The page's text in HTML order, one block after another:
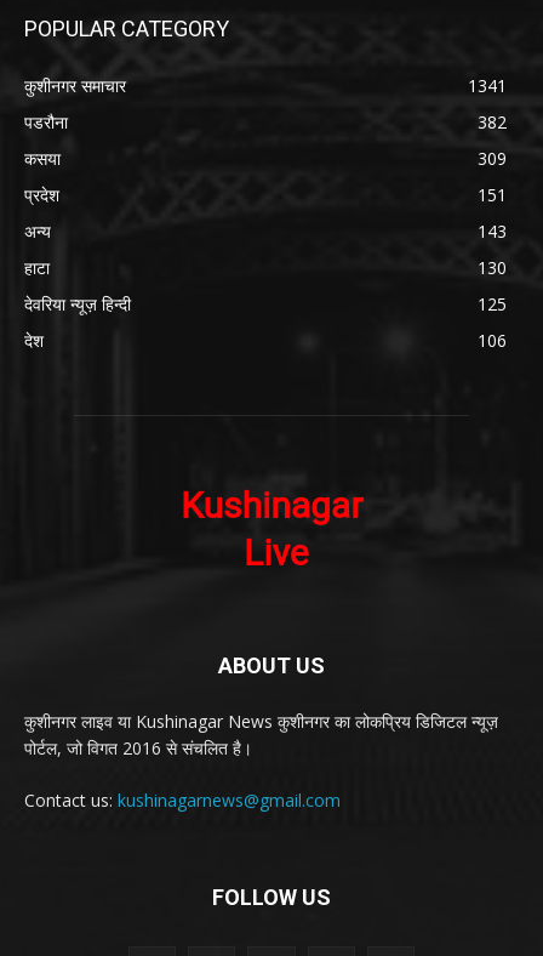
POPULAR CATEGORY
कुशीनगर समाचार
1341
पडरौना
382
कसया
309
प्रदेश
151
अन्य
143
हाटा
130
देवरिया न्यूज़ हिन्दी
125
देश
106
ABOUT US
कुशीनगर लाइव या Kushinagar News कुशीनगर का लोकप्रिय डिजिटल न्यूज़
पोर्टल, जो विगत 2016 से संचलित है।
Contact us: kushinagarnews@gmail.com
FOLLOW US